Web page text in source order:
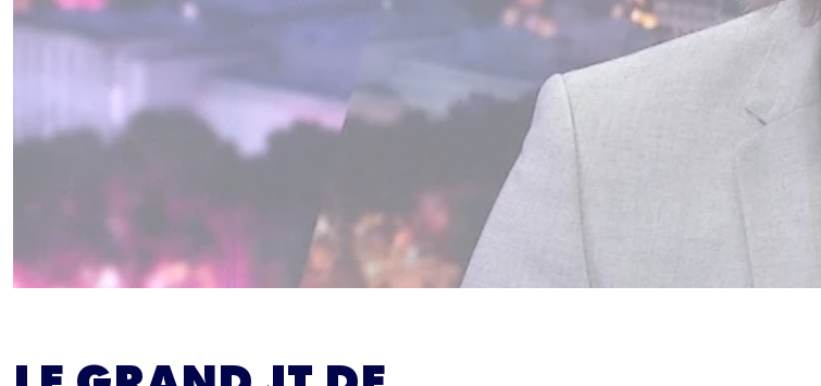
moment vous désabonner avec le bouton de désinscription qui figure en